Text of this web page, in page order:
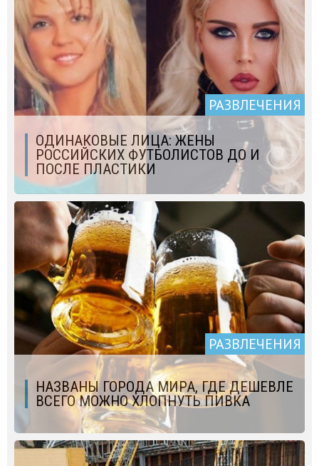
РАЗВЛЕЧЕНИЯ
ОДИНАКОВЫЕ ЛИЦА: ЖЕНЫ
РОССИЙСКИХ ФУТБОЛИСТОВ ДО И
ПОСЛЕ ПЛАСТИКИ
РАЗВЛЕЧЕНИЯ
НАЗВАНЫ ГОРОДА МИРА, ГДЕ ДЕШЕВЛЕ
ВСЕГО МОЖНО ХЛОПНУТЬ ПИВКА